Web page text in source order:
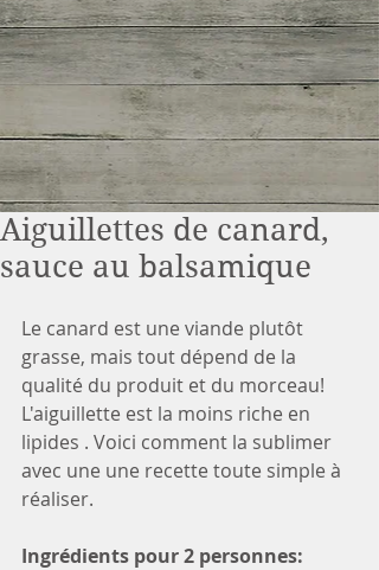
Aiguillettes de canard,
sauce au balsamique
Le canard est une viande plutôt
grasse, mais tout dépend de la
qualité du produit et du morceau!
L'aiguillette est la moins riche en
lipides . Voici comment la sublimer
avec une une recette toute simple à
réaliser.
Ingrédients pour 2 personnes: